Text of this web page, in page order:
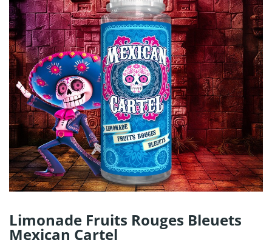
Limonade Fruits Rouges Bleuets
Mexican Cartel